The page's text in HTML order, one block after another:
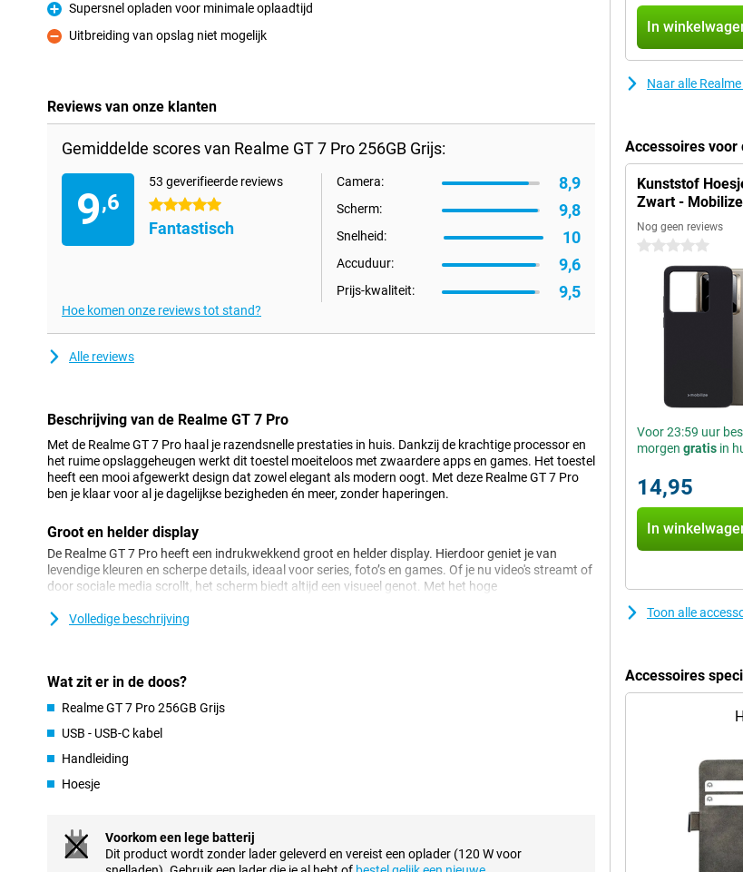
Pluspunt
Supersnel opladen voor minimale oplaadtijd
Minpunt
Uitbreiding van opslag niet mogelijk
Reviews van onze klanten
Gemiddelde scores van Realme GT 7 Pro 256GB Grijs:
9,6
53 geverifieerde reviews
5 sterren
Fantastisch
Camera: 8,9
Scherm: 9,8
Snelheid: 10
Accuduur: 9,6
Prijs-kwaliteit: 9,5
Hoe komen onze reviews tot stand?
Alle reviews
Beschrijving van de Realme GT 7 Pro
Met de Realme GT 7 Pro haal je razendsnelle prestaties in huis. Dankzij de krachtige processor en
het ruime opslaggeheugen werkt dit toestel moeiteloos met zwaardere apps en games. Het toestel
heeft een mooi afgewerkt design dat zowel elegant als modern oogt. Met deze Realme GT 7 Pro
ben je klaar voor al je dagelijkse bezigheden én meer, zonder haperingen.
Groot en helder display
De Realme GT 7 Pro heeft een indrukwekkend groot en helder display. Hierdoor geniet je van
levendige kleuren en scherpe details, ideaal voor series, foto’s en games. Of je nu video's streamt of
door sociale media scrollt, het scherm biedt altijd een visueel genot. Met het hoge
hoef je je geen zorgen te maken over tussentijds opladen. Ook ondersteunt deze smartphone snel
drukke dagen en lange reizen.
Ruime opslag voor al je bestanden
apps en bestanden. Je kunt naar hartenlust downloaden en opslaan zonder snel tegen de grenzen
Vloeiende prestaties
Volledige beschrijving
Wat zit er in de doos?
Realme GT 7 Pro 256GB Grijs
USB - USB-C kabel
Handleiding
Hoesje
Voorkom een lege batterij
Dit product wordt zonder lader geleverd en vereist een oplader (120 W voor
In
Naar alle
Accessoires voor
Kunststof
Zwart - Mobilize
Nog geen reviews
0 sterren
Voor 23:59 uur
morgen gratis in
14,95
In
Toon alle
Accessoires